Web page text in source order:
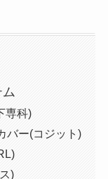
専科)
バー(コジット)
)